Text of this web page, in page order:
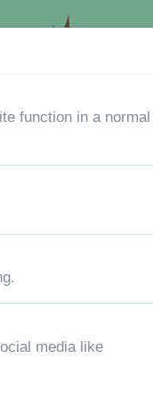
CONTACTEZ-
a aucune variante à
function in a normal
media like